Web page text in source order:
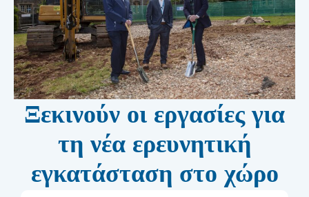
Ξεκινούν οι εργασίες για
τη νέα ερευνητική
εγκατάσταση στο χώρο